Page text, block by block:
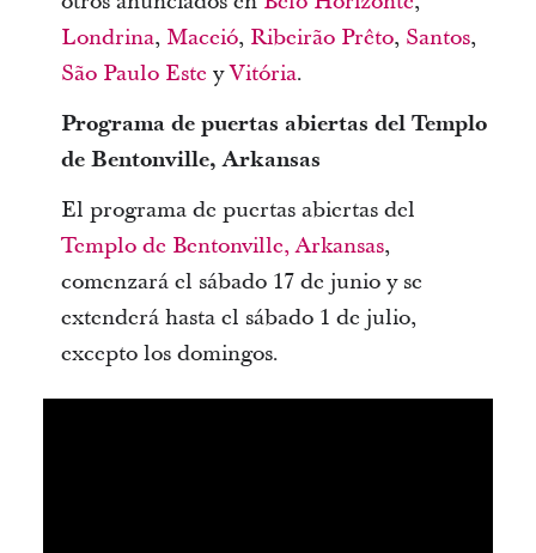
Londrina, Maceió, Ribeirão Prêto, Santos,
São Paulo Este yVitória.
Programa de puertas abiertas del Templo
de Bentonville, Arkansas
El programa de puertas abiertas del
Templo de Bentonville, Arkansas,
comenzará el sábado 17 de junio y se
extenderá hasta el sábado 1 de julio,
excepto los domingos.